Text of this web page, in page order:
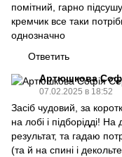
помітний, гарно
кремчик все таки
однозначно
Ответить
Артюшкова
07.02.2025 в 18:52
Засіб чудовий, за
на лобі і підборідді!
результат, та гадаю
(та й на спині і